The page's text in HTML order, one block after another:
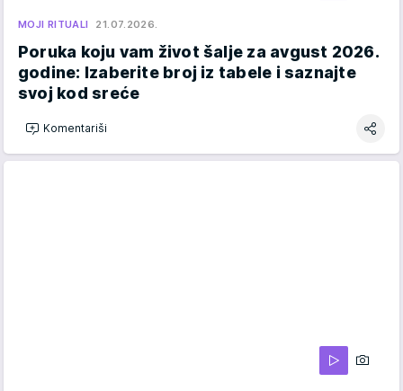
MOJI RITUALI 21.07.2026.
Poruka koju vam život šalje za avgust 2026.
godine: Izaberite broj iz tabele i saznajte
svoj kod sreće
Komentariši